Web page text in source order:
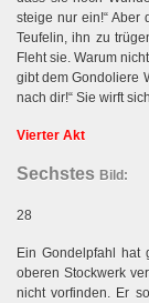
steige nur ein!“ Aber
Teufelin, ihn zu
Fleht sie. Warum
gibt dem Gondoliere
nach dir!“ Sie wirft
Vierter Akt
Sechstes Bild:
28
Ein Gondelpfahl hat
oberen Stockwerk
nicht vorfinden. Er